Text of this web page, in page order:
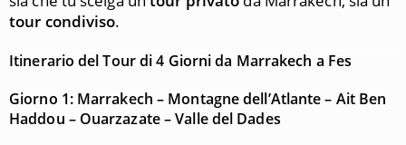
tour condiviso.
Itinerario del Tour di 4 Giorni da Marrakech a Fes
Giorno 1: Marrakech – Montagne dell’Atlante – Ait Ben
Haddou – Ouarzazate – Valle del Dades